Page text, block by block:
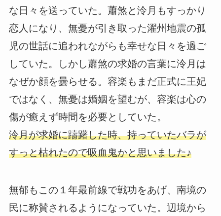
な日々を送っていた。蕭煞と泠月もすっかり
恋人になり、無憂が引き取った濯州地震の孤
児の世話に追われながらも幸せな日々を過ご
していた。しかし蕭煞の求婚の言葉に泠月は
なぜか顔を曇らせる。容楽もまだ正式に王妃
ではなく、無憂は婚姻を望むが、容楽は心の
傷が癒えず時間を必要としていた。
泠月が求婚に躊躇した時、持っていたバラが
すっと枯れたので吸血鬼かと思いました♪
無郁もこの１年最前線で戦功をあげ、南境の
民に称賛されるようになっていた。辺境から